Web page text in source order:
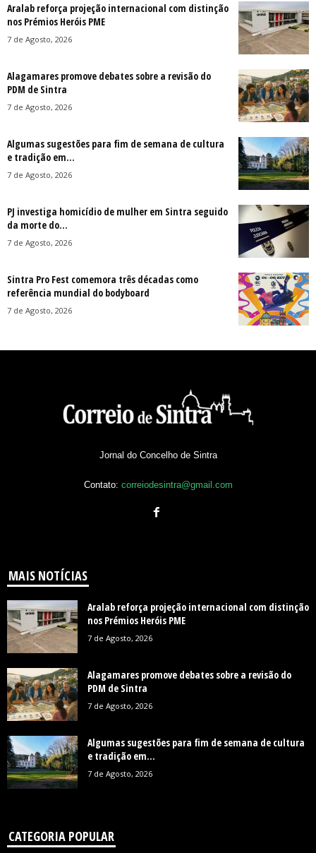
Aralab reforça projeção internacional com distinção
nos Prémios Heróis PME
7 de Agosto, 2026
Alagamares promove debates sobre a revisão do
PDM de Sintra
7 de Agosto, 2026
Algumas sugestões para fim de semana de cultura
e tradição em...
7 de Agosto, 2026
PJ investiga homicídio de mulher em Sintra seguido
da morte do...
7 de Agosto, 2026
Sintra Pro Fest comemora três décadas como
referência mundial do bodyboard
7 de Agosto, 2026
Jornal do Concelho de Sintra
Contato: correiodesintra@gmail.com
MAIS NOTÍCIAS
Aralab reforça projeção internacional com distinção
nos Prémios Heróis PME
7 de Agosto, 2026
Alagamares promove debates sobre a revisão do
PDM de Sintra
7 de Agosto, 2026
Algumas sugestões para fim de semana de cultura
e tradição em...
7 de Agosto, 2026
CATEGORIA POPULAR